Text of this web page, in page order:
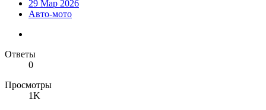
29 Мар 2026
Авто-мото
Ответы
0
Просмотры
1K